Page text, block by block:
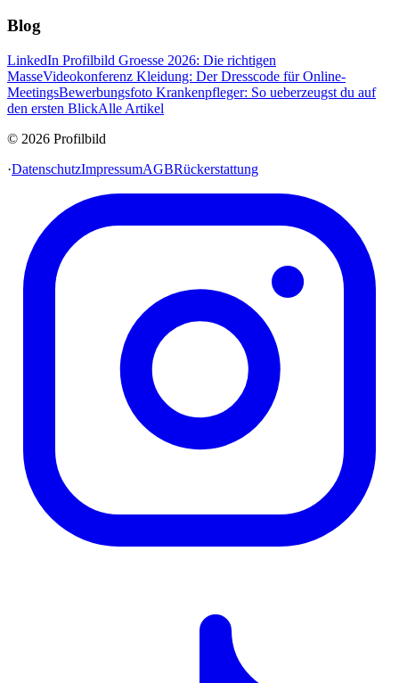
Blog
LinkedIn Profilbild Groesse 2026: Die richtigen
MasseVideokonferenz Kleidung: Der Dresscode für Online-
MeetingsBewerbungsfoto Krankenpfleger: So ueberzeugst du auf
den ersten BlickAlle Artikel
© 2026 Profilbild
·DatenschutzImpressumAGBRückerstattung